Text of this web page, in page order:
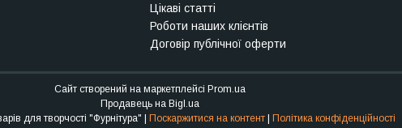
Цікаві статті
Роботи наших клієнтів
Договір публічної оферти
Сайт створений на маркетплейсі Prom.ua
Продавець на Bigl.ua
Інтернет-магазин товарів для творчості "Фурнітура" | Поскаржитися на контент | Політика конфіденційності